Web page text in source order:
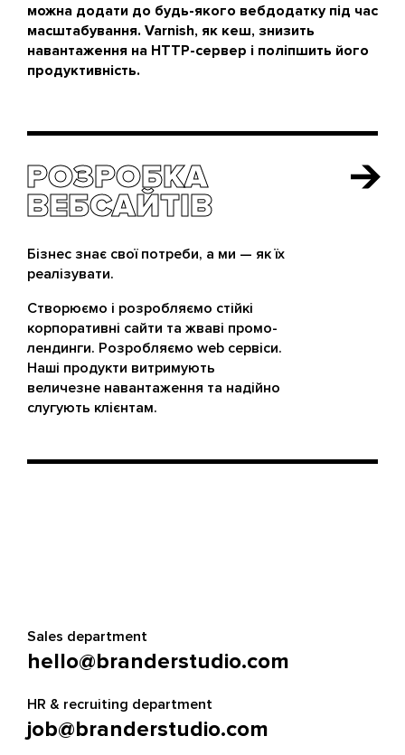
можна додати до будь-якого вебдодатку під час
масштабування. Varnish, як кеш, знизить
навантаження на HTTP-сервер і поліпшить його
продуктивність.
РОЗРОБКА
ВЕБСАЙТІВ
РОЗРОБКА
ВЕБСАЙТІВ
Бізнес знає свої потреби, а ми — як їх
реалізувати.
Створюємо і розробляємо стійкі
корпоративні сайти та жваві промо-
лендинги. Розробляємо web сервіси.
Наші продукти витримують
величезне навантаження та надійно
слугують клієнтам.
Sales department
hello@branderstudio.com
HR & recruiting department
job@branderstudio.com